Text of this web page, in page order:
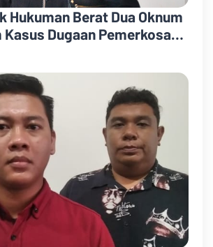
Hukuman Berat Dua Oknum
Dugaan Pemerkosaan